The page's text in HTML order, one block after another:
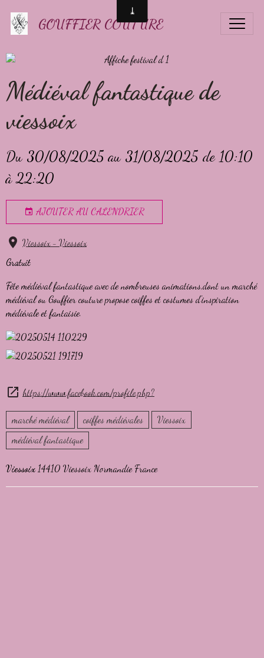
GOUFFIER COUTURE
Médiéval fantastique de
viessoix
Du 30/08/2025 au 31/08/2025 de 10:10
à 22:20
AJOUTER AU CALENDRIER
Viessoix - Viessoix
Gratuit
Fête médiéval fantastique avec de nombreuses animations,dont un marché
médiéval ou Gouffier couture propose coiffes et costumes d'inspiration
médiévale et fantaisie.
https://www.facebook.com/profile.php?
marché médiéval coiffes médiévales
Viessoix
médiéval fantastique
Viessoix14410 Viessoix Normandie France